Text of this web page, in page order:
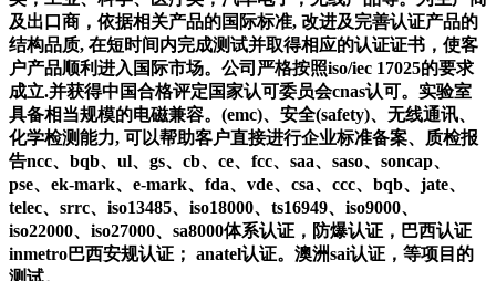
及出口商，依据相关产品的国际标准, 改进及完善认证产品的
结构品质, 在短时间内完成测试并取得相应的认证证书，使客
户产品顺利进入国际市场。公司严格按照iso/iec 17025的要求
成立.并获得中国合格评定国家认可委员会cnas认可。实验室
具备相当规模的电磁兼容。(emc)、安全(safety)、无线通讯、
化学检测能力, 可以帮助客户直接进行企业标准备案、质检报
告ncc、bqb、ul、gs、cb、ce、fcc、saa、saso、soncap、
pse、ek-mark、e-mark、fda、vde、csa、ccc、bqb、jate、
telec、srrc、iso13485、iso18000、ts16949、iso9000、
iso22000、iso27000、sa8000体系认证，防爆认证，巴西认证
inmetro巴西安规认证； anatel认证。澳洲sai认证，等项目的
测试。